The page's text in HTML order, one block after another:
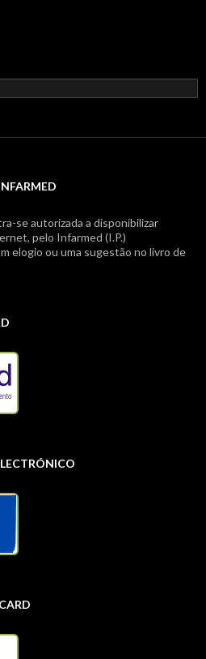
se autorizada a disponibilizar
pelo Infarmed (I.P.)
elogio ou uma sugestão no livro de